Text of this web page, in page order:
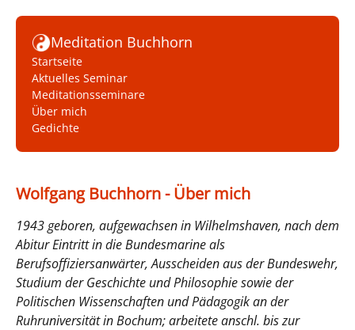
Meditation Buchhorn
Startseite
Aktuelles Seminar
Meditationsseminare
Über mich
Gedichte
Wolfgang Buchhorn - Über mich
1943 geboren, aufgewachsen in Wilhelmshaven, nach dem
Abitur Eintritt in die Bundesmarine als
Berufsoffiziersanwärter, Ausscheiden aus der Bundeswehr,
Studium der Geschichte und Philosophie sowie der
Politischen Wissenschaften und Pädagogik an der
Ruhruniversität in Bochum; arbeitete anschl. bis zur